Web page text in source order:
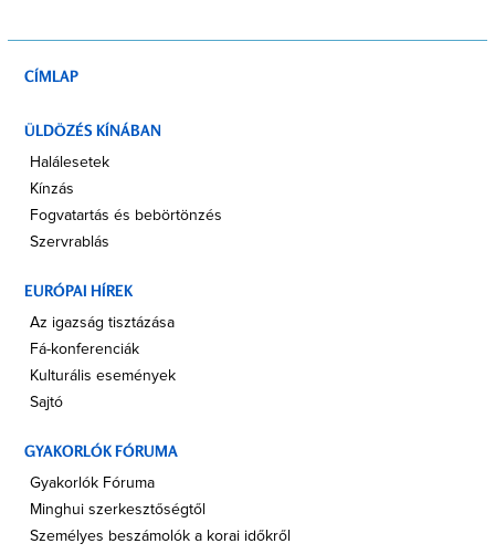
CÍMLAP
ÜLDÖZÉS KÍNÁBAN
Halálesetek
Kínzás
Fogvatartás és bebörtönzés
Szervrablás
EURÓPAI HÍREK
Az igazság tisztázása
Fá-konferenciák
Kulturális események
Sajtó
GYAKORLÓK FÓRUMA
Gyakorlók Fóruma
Minghui szerkesztőségtől
Személyes beszámolók a korai időkről